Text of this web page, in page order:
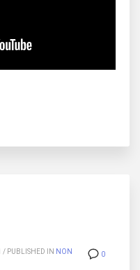
0
/ PUBLISHED IN NON